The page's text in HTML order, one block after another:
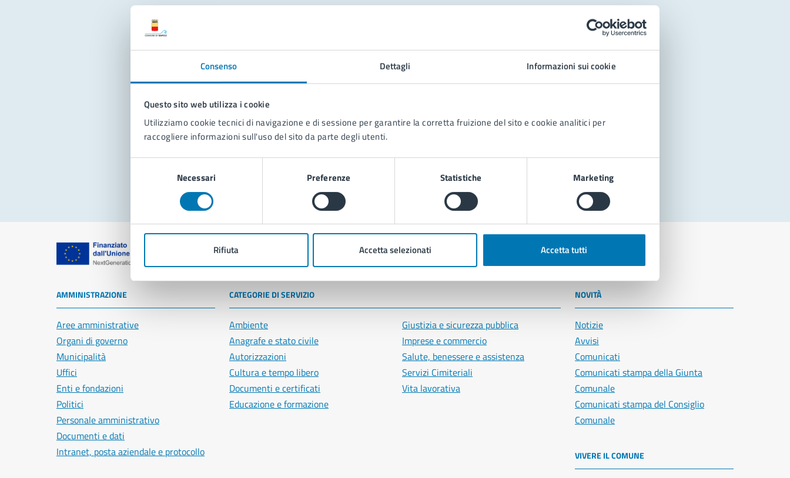
Consenso Dettagli Informazioni sui cookie
Questo sito web utilizza i cookie
Utilizziamo cookie tecnici di navigazione e di sessione per garantire la corretta fruizione del sito e cookie analitici per
raccogliere informazioni sull'uso del sito da parte degli utenti.
Necessari Preferenze Statistiche Marketing
Rifiuta Accetta selezionati Accetta tutti
Problemi in città
Segnala disservizio
Comune di Napoli
AMMINISTRAZIONE
Aree amministrative
Organi di governo
Municipalità
Uffici
Enti e fondazioni
Politici
Personale amministrativo
Documenti e dati
Intranet, posta aziendale e protocollo
CATEGORIE DI SERVIZIO
Ambiente
Anagrafe e stato civile
Autorizzazioni
Cultura e tempo libero
Documenti e certificati
Educazione e formazione
Giustizia e sicurezza pubblica
Imprese e commercio
Salute, benessere e assistenza
Servizi Cimiteriali
Vita lavorativa
NOVITÀ
Notizie
Avvisi
Comunicati
Comunicati stampa della Giunta
Comunale
Comunicati stampa del Consiglio
Comunale
VIVERE IL COMUNE